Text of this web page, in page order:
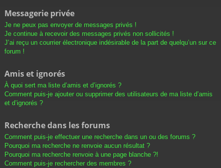
Messagerie privée
Je ne peux pas envoyer de messages privés !
Je continue à recevoir des messages privés non sollicités !
J’ai reçu un courrier électronique indésirable de la part de quelqu’un sur ce
forum !
Amis et ignorés
À quoi sert ma liste d’amis et d’ignorés ?
Comment puis-je ajouter ou supprimer des utilisateurs de ma liste d’amis
et d’ignorés ?
Recherche dans les forums
Comment puis-je effectuer une recherche dans un ou des forums ?
Pourquoi ma recherche ne renvoie aucun résultat ?
Pourquoi ma recherche renvoie à une page blanche ?!
Comment puis-je rechercher des membres ?